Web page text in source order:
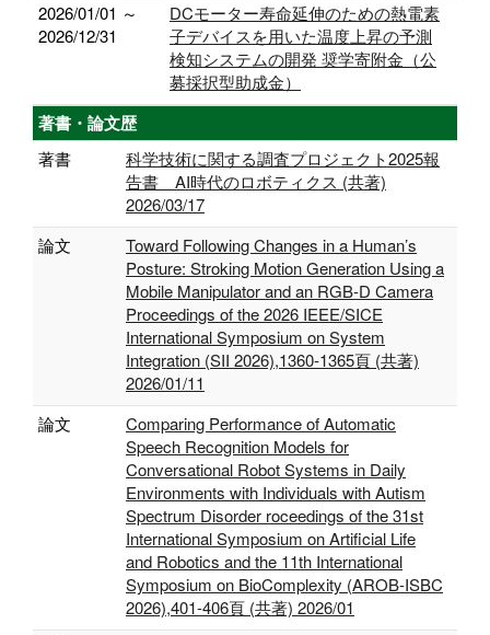
2026/01/01 ～
2026/12/31
DCモーター寿命延伸のための熱電素
子デバイスを用いた温度上昇の予測
検知システムの開発 奨学寄附金（公
募採択型助成金）
著書・論文歴
著書
科学技術に関する調査プロジェクト2025報
告書 AI時代のロボティクス (共著)
2026/03/17
論文
Toward Following Changes in a Human’s
Posture: Stroking Motion Generation Using a
Mobile Manipulator and an RGB-D Camera
Proceedings of the 2026 IEEE/SICE
International Symposium on System
Integration (SII 2026),1360-1365頁 (共著)
2026/01/11
論文
Comparing Performance of Automatic
Speech Recognition Models for
Conversational Robot Systems in Daily
Environments with Individuals with Autism
Spectrum Disorder roceedings of the 31st
International Symposium on Artificial Life
and Robotics and the 11th International
Symposium on BioComplexity (AROB-ISBC
2026),401-406頁 (共著) 2026/01